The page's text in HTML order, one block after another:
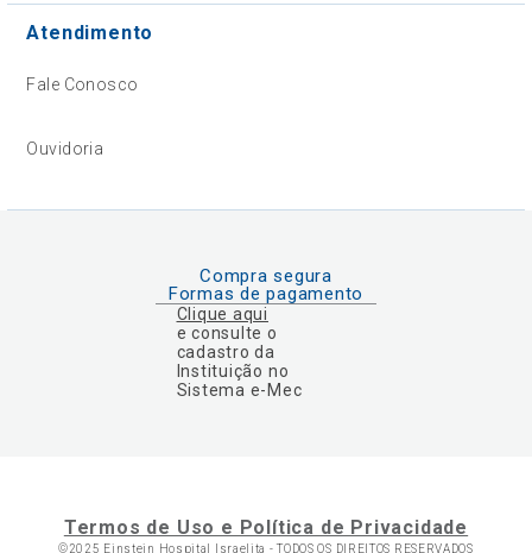
Atendimento
Fale Conosco
Ouvidoria
Compra segura
Formas de pagamento
Clique aqui
e consulte o
cadastro da
Instituição no
Sistema e-Mec
Termos de Uso e Política de Privacidade
©2025 Einstein Hospital Israelita -TODOS OS DIREITOS RESERVADOS